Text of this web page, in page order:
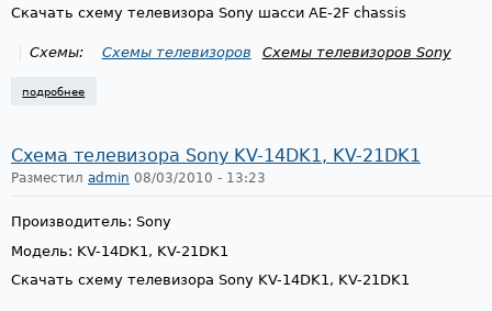
Скачать схему телевизора Sony шасси AE-2F chassis
Схемы: Схемы телевизоров Схемы телевизоров Sony
подробнее
Схема телевизора Sony KV-14DK1, KV-21DK1
Разместил admin 08/03/2010 - 13:23
Производитель: Sony
Модель: KV-14DK1, KV-21DK1
Скачать схему телевизора Sony KV-14DK1, KV-21DK1